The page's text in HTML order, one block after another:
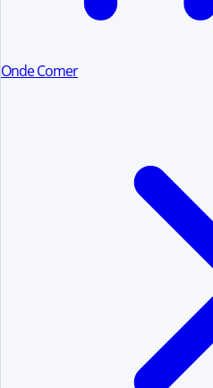
Onde Comer